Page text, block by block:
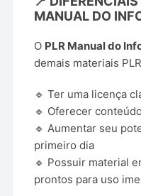
MANUAL DO
O PLR Manual do
demais materiais
🔹 Ter uma licença
🔹 Oferecer
🔹 Aumentar seu
primeiro dia
🔹 Possuir material
prontos para uso